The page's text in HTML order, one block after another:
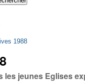
1988
les jeunes Eglises